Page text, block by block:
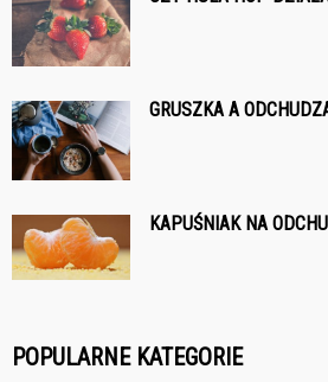
GRUSZKA A
KAPUŚNIAK NA
POPULARNE KATEGORIE